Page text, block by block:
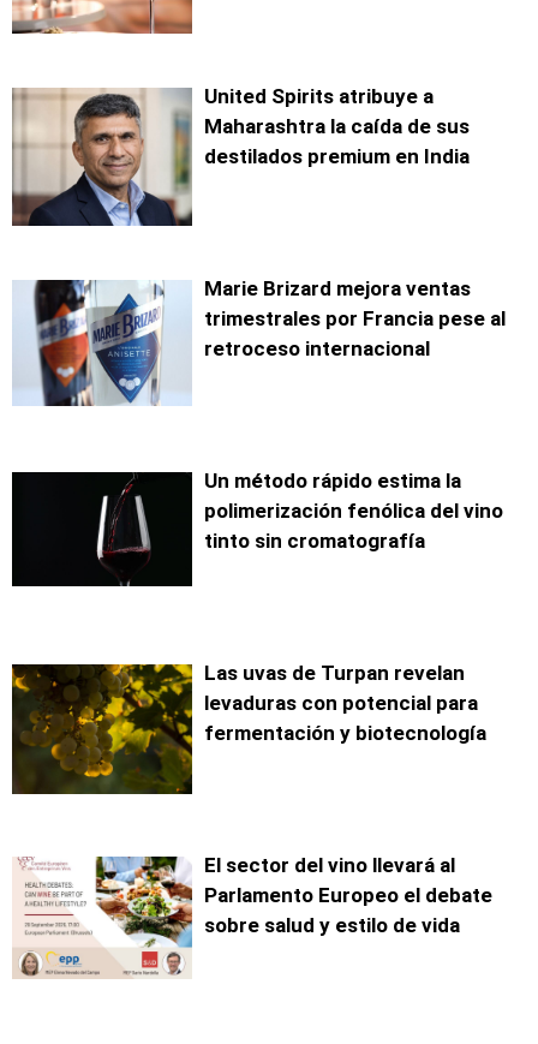
United Spirits atribuye a
Maharashtra la caída de sus
destilados premium en India
Marie Brizard mejora ventas
trimestrales por Francia pese al
retroceso internacional
Un método rápido estima la
polimerización fenólica del vino
tinto sin cromatografía
Las uvas de Turpan revelan
levaduras con potencial para
fermentación y biotecnología
El sector del vino llevará al
Parlamento Europeo el debate
sobre salud y estilo de vida